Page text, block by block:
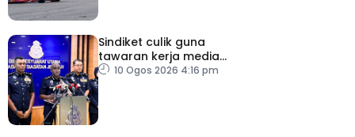
Sindiket culik guna
tawaran kerja media
sosial tumpas
10 Ogos 2026 4:16 pm